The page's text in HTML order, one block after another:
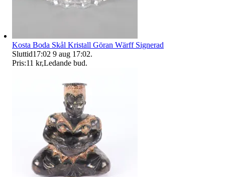
Kosta Boda Skål Kristall Göran Wärff Signerad
Sluttid17:02 9 aug 17:02.
Pris:11 kr,Ledande bud.